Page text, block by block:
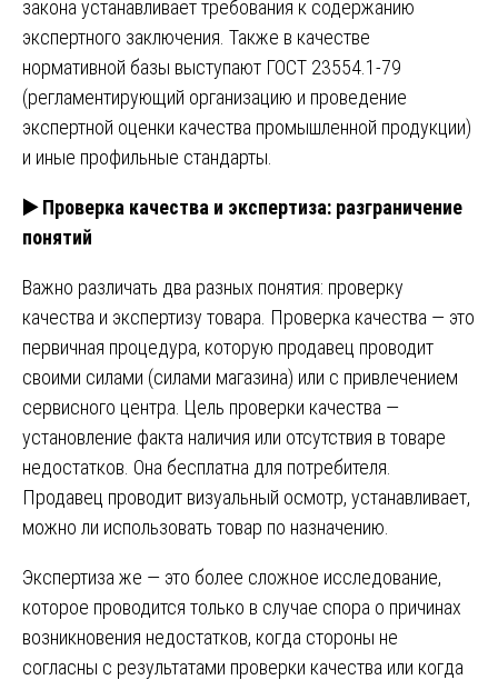
закона устанавливает требования к содержанию
экспертного заключения. Также в качестве
нормативной базы выступают ГОСТ 23554.1-79
(регламентирующий организацию и проведение
экспертной оценки качества промышленной продукции)
и иные профильные стандарты.
▶️Проверка качества и экспертиза: разграничение
понятий
Важно различать два разных понятия: проверку
качества и экспертизу товара. Проверка качества — это
первичная процедура, которую продавец проводит
своими силами (силами магазина) или с привлечением
сервисного центра. Цель проверки качества —
установление факта наличия или отсутствия в товаре
недостатков. Она бесплатна для потребителя.
Продавец проводит визуальный осмотр, устанавливает,
можно ли использовать товар по назначению.
Экспертиза же — это более сложное исследование,
которое проводится только в случае спора о причинах
возникновения недостатков, когда стороны не
согласны с результатами проверки качества или когда